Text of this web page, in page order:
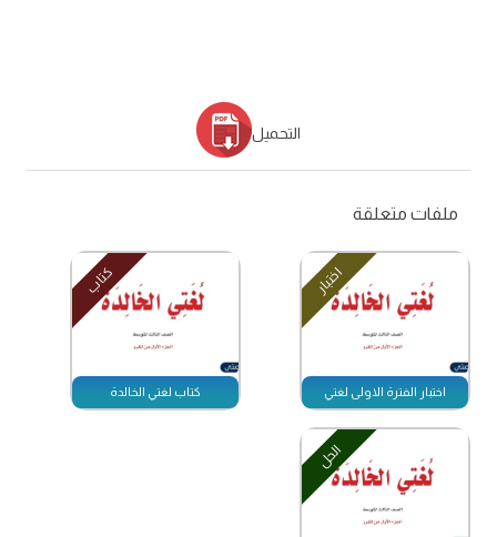
التحميل
ملفات متعلقة
اختبار
اختبار الفترة الاولى لغتي
كتاب
كتاب لغتي الخالدة
الحل